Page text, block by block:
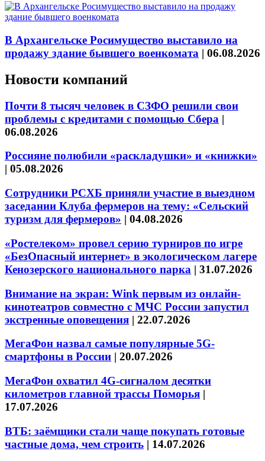
В Архангельске Росимущество выставило на
продажу здание бывшего военкомата | 06.08.2026
Новости компаний
Почти 8 тысяч человек в СЗФО решили свои
проблемы с кредитами с помощью Сбера |
06.08.2026
Россияне полюбили «раскладушки» и «книжки»
| 05.08.2026
Сотрудники РСХБ приняли участие в выездном
заседании Клуба фермеров на тему: «Сельский
туризм для фермеров» | 04.08.2026
«Ростелеком» провел серию турниров по игре
«БезОпасный интернет» в экологическом лагере
Кенозерского национального парка | 31.07.2026
Внимание на экран: Wink первым из онлайн-
кинотеатров совместно с МЧС России запустил
экстренные оповещения | 22.07.2026
МегаФон назвал самые популярные 5G-
смартфоны в России | 20.07.2026
МегаФон охватил 4G-сигналом десятки
километров главной трассы Поморья |
17.07.2026
ВТБ: заёмщики стали чаще покупать готовые
частные дома, чем строить | 14.07.2026